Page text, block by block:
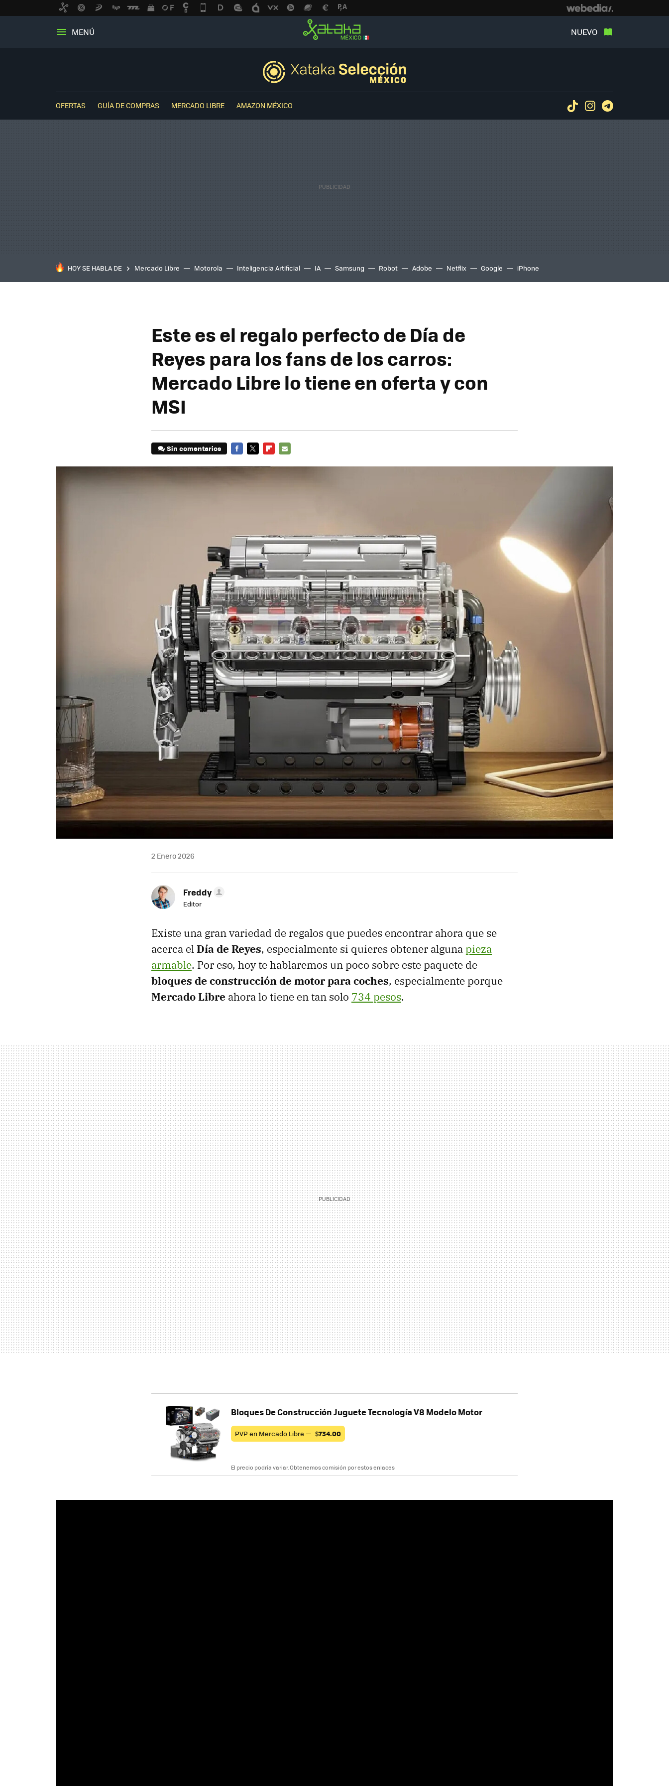
MENÚ NUEVO
OFERTAS GUÍA DE COMPRAS MERCADO LIBRE AMAZON MÉXICO TiktokInstagram
HOY SE HABLA DE Mercado Libre Motorola Inteligencia Artificial IA Samsung Robot Adobe Netflix Google iPhone
Este es el regalo perfecto de Día de
Reyes para los fans de los carros:
Mercado Libre lo tiene en oferta y con
MSI
Sin comentarios
2 Enero 2026
Freddy
Editor
Existe una gran variedad de regalos que puedes encontrar ahora que se
acerca elDía de Reyes, especialmente si quieres obtener algunapieza
armable. Por eso, hoy te hablaremos un poco sobre este paquete de
bloques de construcción de motor para coches, especialmente porque
Mercado Libre ahora lo tiene en tan solo 734 pesos.
Bloques De Construcción Juguete Tecnología V8 Modelo Motor
PVP en Mercado Libre — $734.00
El precio podría variar. Obtenemos comisión por estos enlaces